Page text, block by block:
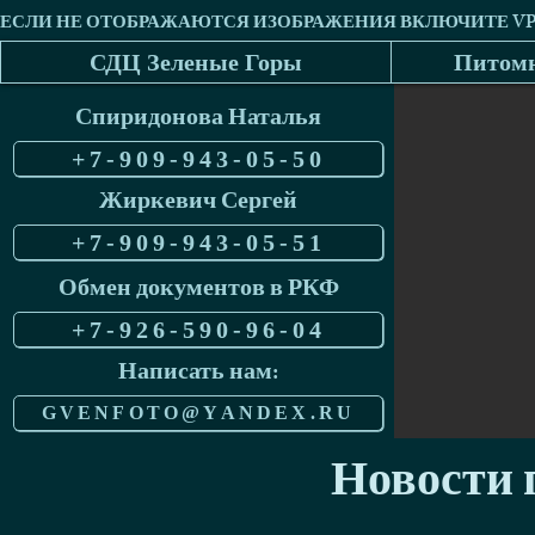
СДЦ Зеленые Горы
Спиридонова Наталья
+7-909-943-05-50
Жиркевич Сергей
+7-909-943-05-51
Обмен документов в РКФ
+7-926-590-96-04
Написать нам:
GVENFOTO@YANDEX.RU
Новости